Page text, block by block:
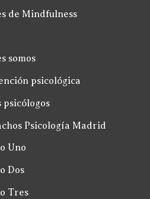
de Mindfulness
somos
psicológica
psicólogos
Psicología Madrid
Uno
Dos
Tres